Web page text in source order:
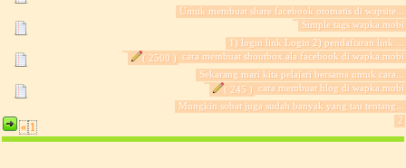
Untuk membuat share facebook otomatis di wapsite...
Simple tags wapka.mobi
1) login link Login 2) pendaftaran link ...
cara membuat shoutbox ala facebook di wapka.mobi
( 2500 )
Sekarang mari kita pelajari bersama untuk cara...
cara membuat blog di wapka.mobi
( 245 )
Mungkin sobat juga sudah banyak yang tau tentang...
« 1
2